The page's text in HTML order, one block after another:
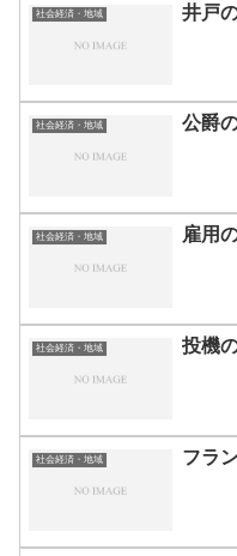
社会経済・地域 井戸
社会経済・地域 公爵
社会経済・地域 雇用
社会経済・地域 投機
社会経済・地域 フラ